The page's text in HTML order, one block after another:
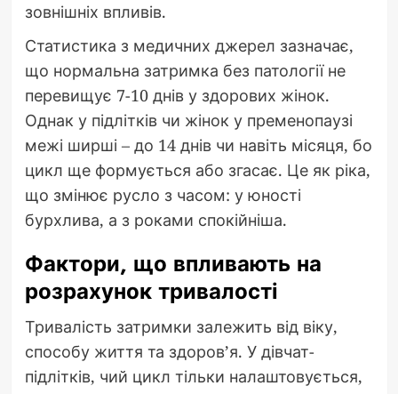
зовнішніх впливів.
Статистика з медичних джерел зазначає,
що нормальна затримка без патології не
перевищує 7-10 днів у здорових жінок.
Однак у підлітків чи жінок у пременопаузі
межі ширші – до 14 днів чи навіть місяця, бо
цикл ще формується або згасає. Це як ріка,
що змінює русло з часом: у юності
бурхлива, а з роками спокійніша.
Фактори, що впливають на
розрахунок тривалості
Тривалість затримки залежить від віку,
способу життя та здоров’я. У дівчат-
підлітків, чий цикл тільки налаштовується,